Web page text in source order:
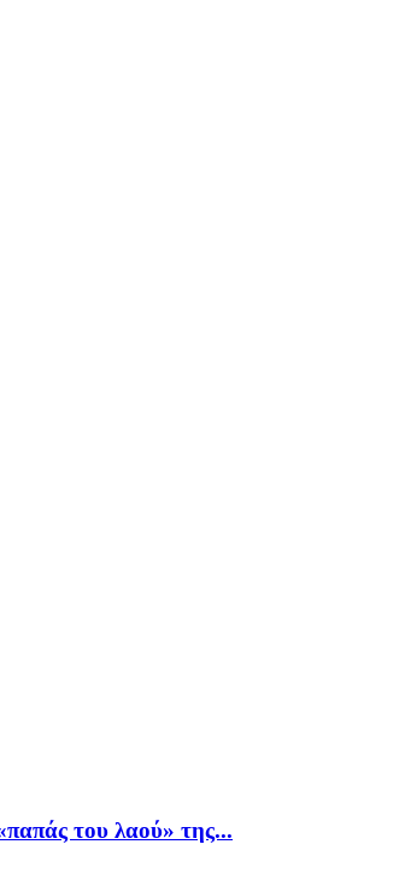
του λαού» της...